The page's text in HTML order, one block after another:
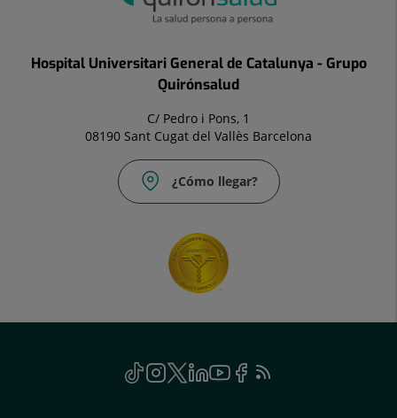
Hospital Universitari General de Catalunya - Grupo
Quirónsalud
C/ Pedro i Pons, 1
08190 Sant Cugat del Vallès Barcelona
¿Cómo llegar?
TikTok
Este
enlace
Instagram
Este
enlace
Twitter
Este
enlace
Linkedin
EsteYoutube
Este
enlace
Facebook
Este
enlace
Feed
Este